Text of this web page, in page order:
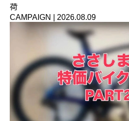
荷
CAMPAIGN 2026.08.09